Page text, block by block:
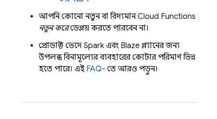
আপনি কোনো নতুন বা বিদ্যমানCloud Functions
নতুন করেডেপ্লয় করতে পারবেন না।
প্রোডাক্ট ভেদে Spark এবং Blaze প্ল্যানের জন্য
উপলব্ধ বিনামূল্যের ব্যবহারের কোটার পরিমাণ ভিন্ন
হতে পারে। এই FAQ- তে আরও পড়ুন।